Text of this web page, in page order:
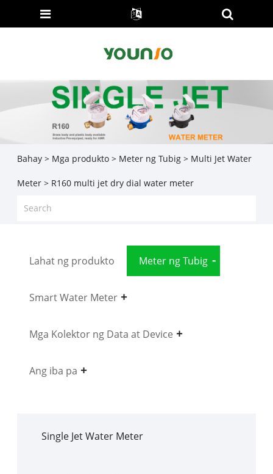
Bahay > Mga produkto> Meter ng Tubig> Multi Jet Water
Meter> R160 multi jet dry dial water meter
Lahat ng produkto Meter ng Tubig
Smart Water Meter
Mga Kolektor ng Data at Device
Ang iba pa
Single Jet Water Meter